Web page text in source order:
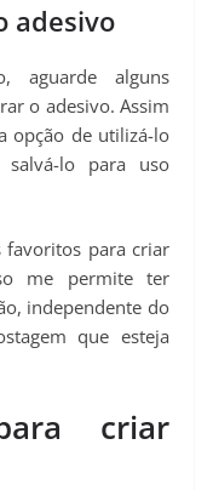
adesivo
aguarde alguns
o adesivo. Assim
opção de utilizá-lo
salvá-lo para uso
favoritos para criar
me permite ter
independente do
que esteja
criar